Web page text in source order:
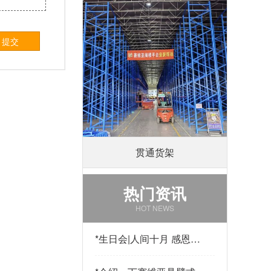
提交
贯通货架
热门资讯
HOT NEWS
*生日会|人间十月 感恩有